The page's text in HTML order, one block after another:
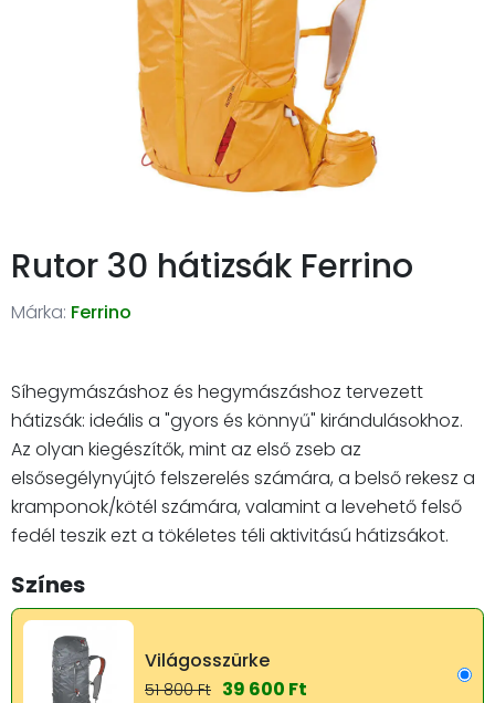
Rutor 30 hátizsák Ferrino
Márka: Ferrino
Síhegymászáshoz és hegymászáshoz tervezett
hátizsák: ideális a "gyors és könnyű" kirándulásokhoz.
Az olyan kiegészítők, mint az első zseb az
elsősegélynyújtó felszerelés számára, a belső rekesz a
kramponok/kötél számára, valamint a levehető felső
fedél teszik ezt a tökéletes téli aktivitású hátizsákot.
Színes
Világosszürke
51 800 Ft 39 600 Ft